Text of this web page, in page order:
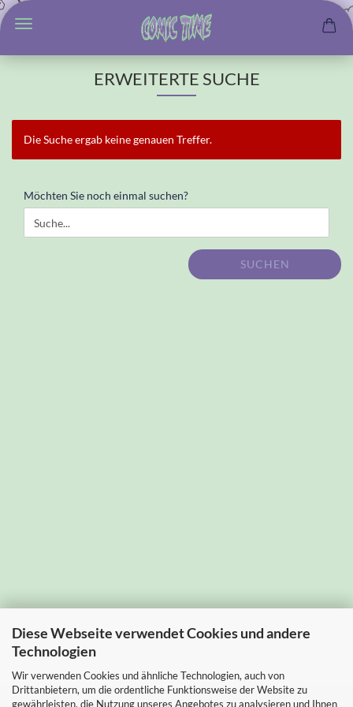
Diese Webseite verwendet Cookies und andere
Technologien
Wir verwenden Cookies und ähnliche Technologien, auch von
Drittanbietern, um die ordentliche Funktionsweise der Website zu
gewährleisten, die Nutzung unseres Angebotes zu analysieren und Ihnen
ERWEITERTE SUCHE
Die Suche ergab keine genauen Treffer.
MÖCHTEN
SIE
NOCH
EINMAL
Möchten Sie noch einmal suchen?
SUCHEN